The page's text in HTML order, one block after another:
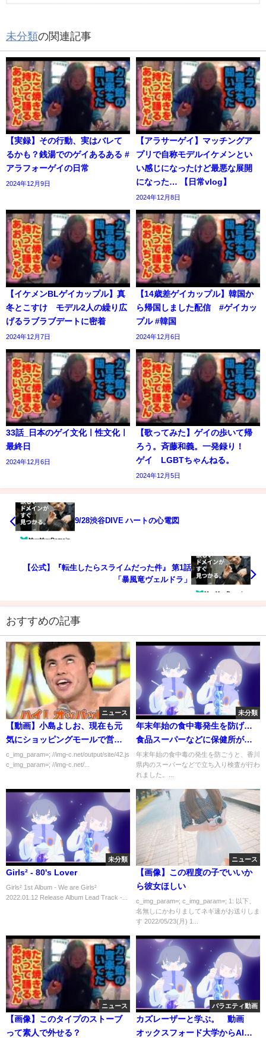
未分類の関連記事
【実録】その行動、実はバレて
るかも？銭湯でのゲイあるある #
アラフォーゲイの日常
2024年12月9日
【アラサーゲイ】マッチングア
プリで自称モデルイケメンとい
い感じになったけど最悪な展開
になった… 【日常vlog】
2024年12月8日
【イケメンBLゲイカップル】真
冬とこすけ モデル2人の繰り広
げるラブラブデートに密着
2024年12月7日
【14歳差ゲイカップル】韓国か
ら帰国しました配信 #ゲイカッ
プル #韓国
2024年12月6日
33話_日本のゲイ文化ㅣ性文化ㅣ
最終日
2024年12月6日
【歌ってみた】ゲイの歩いて帰
ろう。斉藤和義。一発録り！
ゲイ LGBTちゃんねる。
2024年12月5日
9/28渋谷DIVE ハートの心電図
【公式】『転生したらスライムだった件』 第1話
「暴風竜ヴェルドラ」
おすすめの記事
ニュース
【動画】小島よしお、現在も元
気にショッピングモールで営業
中ｗｗｗｗｗ
c_img_param=; //img-c.net/output/site/42.js
c_img_param=; //img-c.net/...
未分類
年末年始の食中毒発生を防げ…
食品スーパーなどに保健所が一
斉立ち入り検査 香川
年末年始の食中毒の発生を防ごうと、香川
県内のスーパーなどで立ち入り検査が行わ
れました。...
未分類
Girls² - 80's Lover
Girls² 1st Album - We are Girls²
2022.01.12 Release Album Lead Track -...
ニュース
【画像】この程度の子でいいか
ら彼女ほしい
c_img_param=; c_img_param=; 1: 以下、
名無しにかわりましてネギ速がお送りしま
す 2022/05/23(月) 1...
ニュース
【画像】このタイプのストーブ
って素人で外せる？
バラエティ動画
カズレーザーと学ぶ。 動画
オックスフォード大学からAIの